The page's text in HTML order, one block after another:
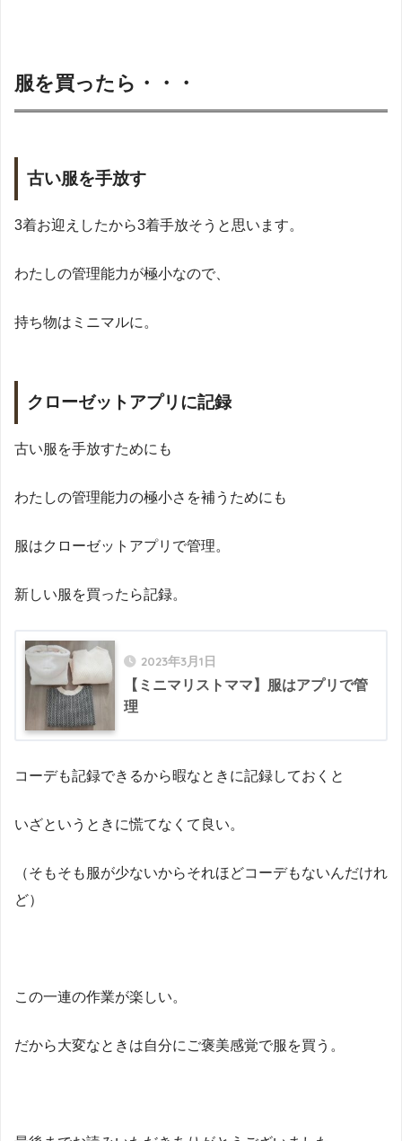
服を買ったら・・・
古い服を手放す
3着お迎えしたから3着手放そうと思います。
わたしの管理能力が極小なので、
持ち物はミニマルに。
クローゼットアプリに記録
古い服を手放すためにも
わたしの管理能力の極小さを補うためにも
服はクローゼットアプリで管理。
新しい服を買ったら記録。
2023年3月1日
【ミニマリストママ】服はアプリで管
理
コーデも記録できるから暇なときに記録しておくと
いざというときに慌てなくて良い。
（そもそも服が少ないからそれほどコーデもないんだけれ
ど）
この一連の作業が楽しい。
だから大変なときは自分にご褒美感覚で服を買う。